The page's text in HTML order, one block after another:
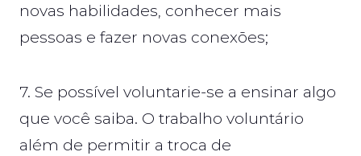
novas habilidades, conhecer mais
pessoas e fazer novas conexões;
7. Se possível voluntarie-se a ensinar algo
que você saiba. O trabalho voluntário
além de permitir a troca de